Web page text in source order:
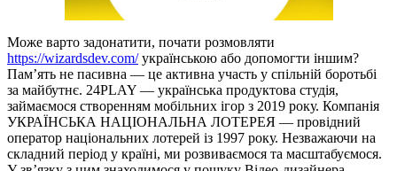
Може варто задонатити, почати розмовляти
https://wizardsdev.com/українською або допомогти іншим?
Пам’ять не пасивна — це активна участь у спільній боротьбі
за майбутнє. 24PLAY — українська продуктова студія,
займаємося створенням мобільних ігор з 2019 року. Компанія
УКРАЇНСЬКА НАЦІОНАЛЬНА ЛОТЕРЕЯ — провідний
оператор національних лотерей із 1997 року. Незважаючи на
складний період у країні, ми розвиваємося та масштабуємося.